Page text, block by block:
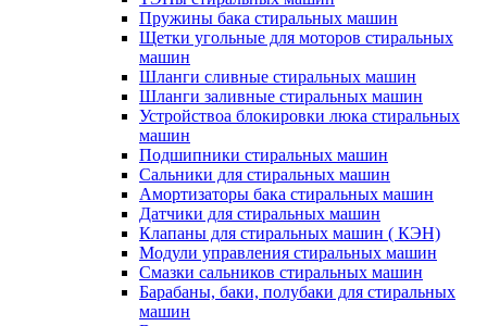
Пружины бака стиральных машин
Щетки угольные для моторов стиральных
машин
Шланги сливные стиральных машин
Шланги заливные стиральных машин
Устройствоа блокировки люка стиральных
машин
Подшипники стиральных машин
Сальники для стиральных машин
Амортизаторы бака стиральных машин
Датчики для стиральных машин
Клапаны для стиральных машин ( КЭН)
Модули управления стиральных машин
Смазки сальников стиральных машин
Барабаны, баки, полубаки для стиральных
машин